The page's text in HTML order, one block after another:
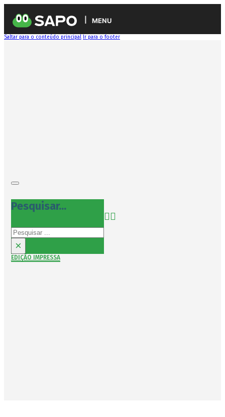
MENU
Saltar para o conteúdo principal Ir para o footer
Pesquisar...
Pesquisar
×
EDIÇÃO IMPRESSA